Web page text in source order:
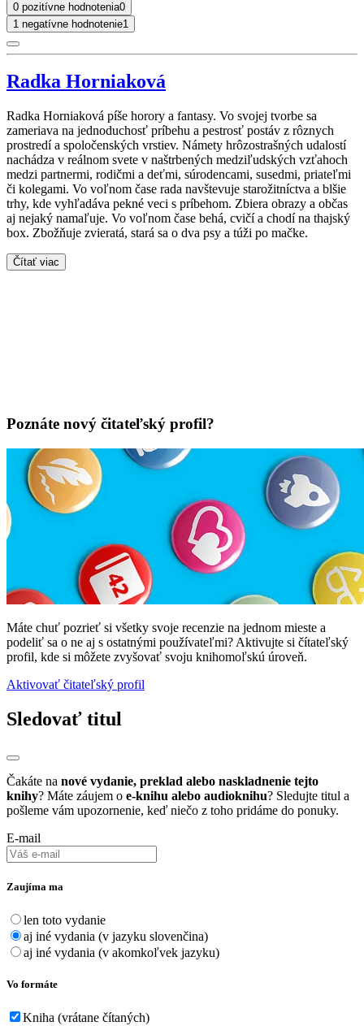
0 pozitívne hodnotenia0
1 negatívne hodnotenie1
Radka Horniaková
Radka Horniaková píše horory a fantasy. Vo svojej tvorbe sa
zameriava na jednoduchosť príbehu a pestrosť postáv z rôznych
prostredí a spoločenských vrstiev. Námety hrôzostrašných udalostí
nachádza v reálnom svete v naštrbených medziľudských vzťahoch
medzi partnermi, rodičmi a deťmi, súrodencami, susedmi, priateľmi
či kolegami. Vo voľnom čase rada navštevuje starožitníctva a blšie
trhy, kde vyhľadáva pekné veci s príbehom. Zbiera obrazy a občas
aj nejaký namaľuje. Vo voľnom čase behá, cvičí a chodí na thajský
box. Zbožňuje zvieratá, stará sa o dva psy a túži po mačke.
Čítať viac
Poznáte nový čitateľský profil?
Máte chuť pozrieť si všetky svoje recenzie na jednom mieste a
podeliť sa o ne aj s ostatnými používateľmi? Aktivujte si čítateľský
profil, kde si môžete zvyšovať svoju knihomoľskú úroveň.
Aktivovať čitateľský profil
Sledovať titul
Čakáte na nové vydanie, preklad alebo naskladnenie tejto
knihy? Máte záujem o e-knihu alebo audioknihu? Sledujte titul a
pošleme vám upozornenie, keď niečo z toho pridáme do ponuky.
E-mail
Zaujíma ma
len toto vydanie
aj iné vydania (v jazyku slovenčina)
aj iné vydania (v akomkoľvek jazyku)
Vo formáte
Kniha (vrátane čítaných)